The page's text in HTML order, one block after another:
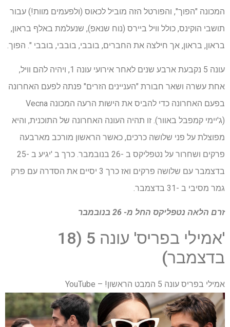
המכונה "הפוך", והפורטל הזה מוביל לכאוס (ולפעמים מוות!) עבור
תושבי הוקינס, כולל וויל ביירס (נוח שנאפ), שנעלמת באלף בראון,
בראון, בראון, אך חילצה את החברים, בובבי, בובבי, בובבי ". הפוך.
עונה 5 נקבעת ארבע שנים לאחר אירועי עונה 1, ויהיה להם וויל,
אחת עשרה ושאר חבורת "העניינים הזרים" פנתה לפעם האחרונה
(ג'יימי קמפבל באוור). זו תהיה העונה האחרונה של התוכנית, והיא
מפוצלת על פני שלושה כרכים, כאשר הראשון מורכב מארבעה
פרקים ושחרור על נטפליקס ב -26 בנובמבר. כרך ב 'יגיע ב -25
בדצמבר עם שלושה פרקים ואז כרך 3 יסיים את הסדרה עם פרק
גמר מסיבי ב -31 בדצמבר.
זרם הלאה נטפליקס החל מ- 26 בנובמבר
'אמילי בפריס' עונה 5 (18
בדצמבר)
אמילי בפריס עונה 5 המבט הראשון! – YouTube